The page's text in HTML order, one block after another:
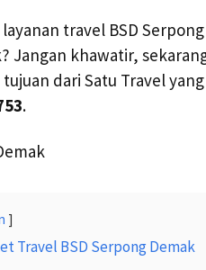
travel BSD
Jangan khawatir,
dari Satu Travel
.
Travel BSD Serpong Demak